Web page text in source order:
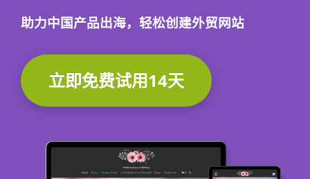
助力中国产品出海，轻松创建外贸网站
立即免费试用14天